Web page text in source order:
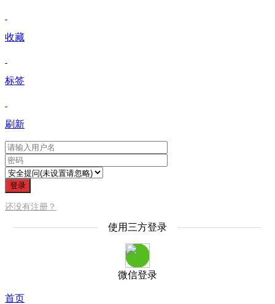
收藏
标签
刷新
登录
还没有注册？
使用三方登录
微信登录
首页